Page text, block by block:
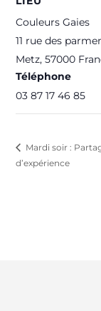
Couleurs Gaies
11 rue des
Metz, 57000
Téléphone
03 87 17 46 85
Mardi soir :
d’expérience